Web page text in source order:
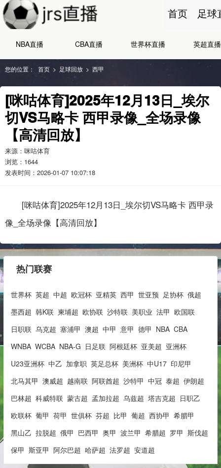
首页 足球
NBA直播 CBA直播 世界杯直播 英超直播
您的位置： 首页 > 足球回放 > 西甲
[咪咕体育]2025年12月13日_埃尔
切VS马略卡 西甲录像_全场录像
【高清回放】
来源：咪咕体育
浏览： 1644
发表时间：2026-01-07 10:07:18
[咪咕体育]2025年12月13日_埃尔切VS马略卡 西甲录
像_全场录像【高清回放】
热门联赛
世界杯 英超 中超 欧冠杯 亚精英 西甲 世亚预 足协杯 俄超
墨西超 韩K联 柬埔超 欧协联 沙特联 美职业 法甲 欧国联
日职联 乌克超 塞浦甲 澳超 中甲 意甲 德甲 NBA CBA
WNBA WCBA NBA-G 日足联 阿根廷杯 亚美超 亚洲杯
U23亚洲杯 中乙 加拿职 英足总杯 美洲杯 中U17 印尼甲
北马其甲 澳威超 越南联 阿联酋超 沙特甲 中冠 泰超 伊朗超
巴林超 科威特联 蒙古超 孟加拉超 乌兹超 塔吉克超 日职乙
欧联杯 葡甲 荷甲 世俱杯 芬超 比甲 葡超 西协甲 希腊甲
黑山乙 拉脱超 俄甲 巴西甲 奥甲 波兰甲 希腊超 罗甲 斯伐超
保甲 斯亚甲 阿尔巴超 哈萨超 法罗超 安道超